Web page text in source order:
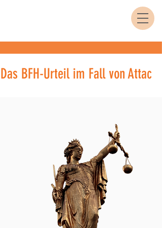
Das BFH-Urteil im Fall von Attac